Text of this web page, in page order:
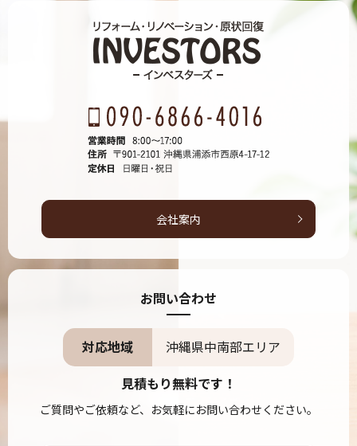
会社案内
お問い合わせ
対応地域
沖縄県中南部エリア
見積もり無料です！
ご質問やご依頼など、お気軽にお問い合わせください。